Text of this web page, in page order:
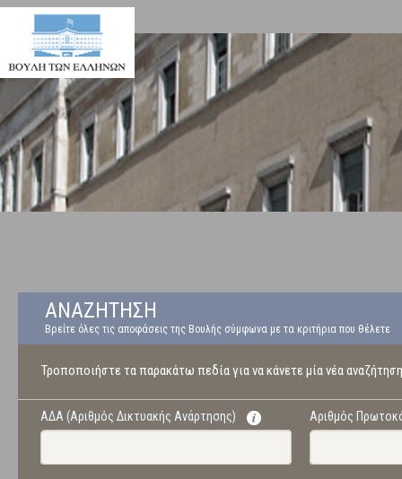
ΑΝΑΖΗΤΗΣΗ
Βρείτε όλες τις αποφάσεις της Βουλής σύμφωνα με τα κριτήρια που θέλετε
Τροποποιήστε τα παρακάτω πεδία για να κάνετε μία νέα αναζήτηση
ΑΔΑ (Αριθμός Δικτυακής Ανάρτησης) Αριθμός